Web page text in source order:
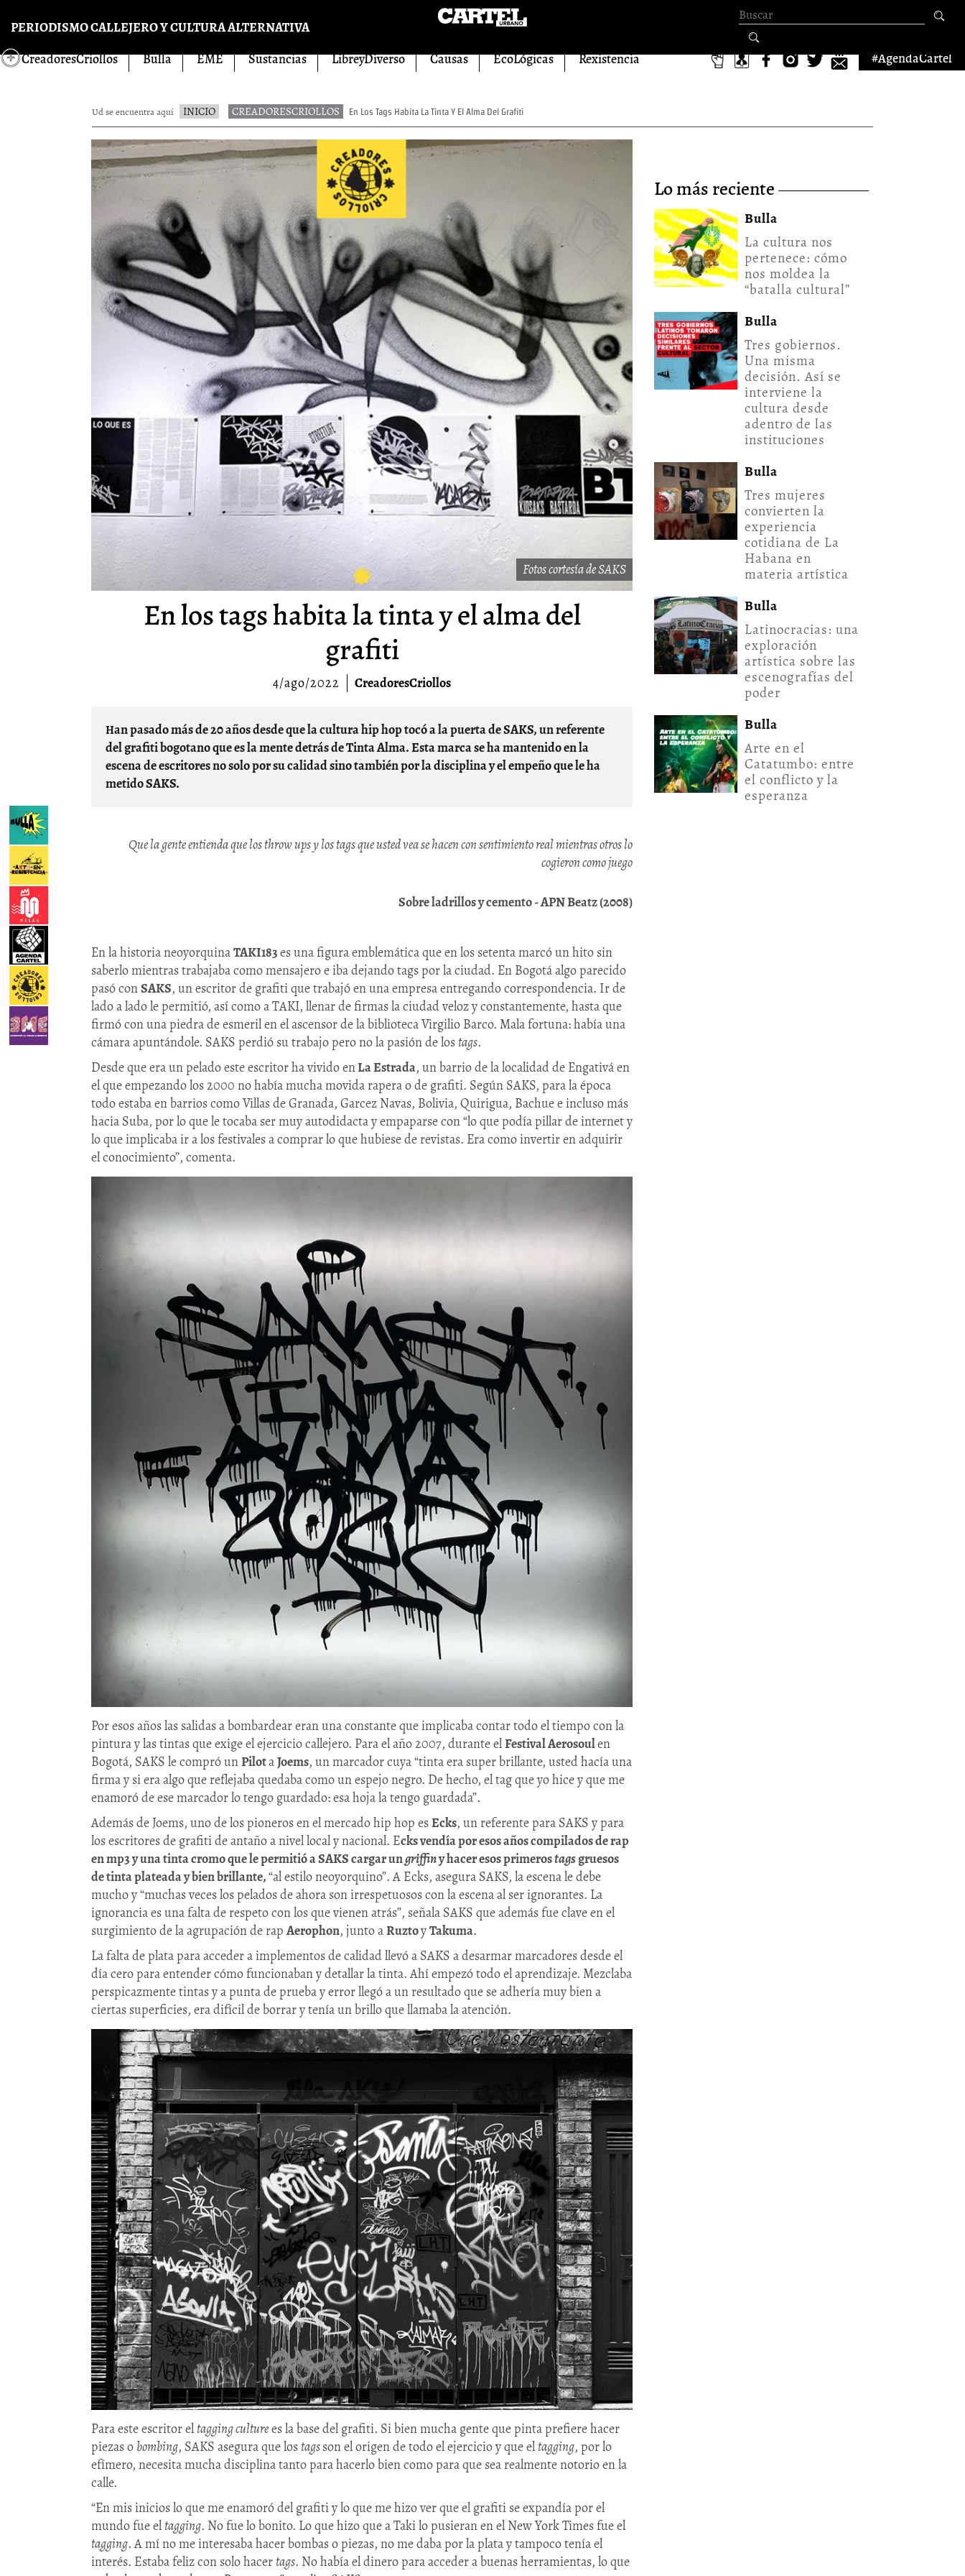
PERIODISMO CALLEJERO Y CULTURA ALTERNATIVA
Formulario de
búsqueda
CreadoresCriollos Bulla EME Sustancias LibreyDiverso Causas EcoLógicas Rexistencia #AgendaCartel
Ud se encuentra aquí INICIO CREADORESCRIOLLOS En Los Tags Habita La Tinta Y El Alma Del Grafiti
Fotos cortesía de SAKS
En los tags habita la tinta y el alma del
grafiti
4/ago/2022 CreadoresCriollos
Han pasado más de 20 años desde que la cultura hip hop tocó a la puerta de SAKS, un referente
del grafiti bogotano que es la mente detrás de Tinta Alma. Esta marca se ha mantenido en la
escena de escritores no solo por su calidad sino también por la disciplina y el empeño que le ha
metido SAKS.
Que la gente entienda que los throw ups y los tags que usted vea se hacen con sentimiento real mientras otros lo
cogieron como juego
Sobre ladrillos y cemento - APN Beatz (2008)
En la historia neoyorquinaTAKI183es una figura emblemática que en los setenta marcó un hito sin
saberlo mientras trabajaba como mensajero e iba dejando tags por la ciudad. En Bogotá algo parecido
pasó conSAKS, un escritor de grafiti que trabajó en una empresa entregando correspondencia. Ir de
lado a lado le permitió, así como a TAKI, llenar de firmas la ciudad veloz y constantemente, hasta que
firmó con una piedra de esmeril en el ascensor de la biblioteca Virgilio Barco. Mala fortuna: había una
cámara apuntándole. SAKS perdió su trabajo pero no la pasión de lostags.
Desde que era un pelado este escritor ha vivido enLa Estrada, un barrio de la localidad de Engativá en
el que empezando los 2000 no había mucha movida rapera o de grafiti. Según SAKS, para la época
todo estaba en barrios como Villas de Granada, Garcez Navas, Bolivia, Quirigua, Bachue e incluso más
hacia Suba, por lo que le tocaba ser muy autodidacta y empaparse con “lo que podía pillar de internet y
lo que implicaba ir a los festivales a comprar lo que hubiese de revistas. Era como invertir en adquirir
el conocimiento”, comenta.
Por esos años las salidas a bombardear eran una constante que implicaba contar todo el tiempo con la
pintura y las tintas que exige el ejercicio callejero. Para el año 2007, durante elFestival Aerosoulen
Bogotá, SAKS le compró unPilotaJoems, un marcador cuya “tinta era super brillante, usted hacía una
firma y si era algo que reflejaba quedaba como un espejo negro. De hecho, el tag que yo hice y que me
enamoró de ese marcador lo tengo guardado: esa hoja la tengo guardada”.
Además de Joems, uno de los pioneros en el mercado hip hop esEcks, un referente para SAKS y para
los escritores de grafiti de antaño a nivel local y nacional. Ecks vendía por esos años compilados de rap
en mp3 y una tinta cromo que le permitió a SAKS cargar ungriffiny hacer esos primerostagsgruesos
de tinta plateada y bien brillante,“al estilo neoyorquino”. A Ecks, asegura SAKS, la escena le debe
mucho y “muchas veces los pelados de ahora son irrespetuosos con la escena al ser ignorantes. La
ignorancia es una falta de respeto con los que vienen atrás”, señala SAKS que además fue clave en el
surgimiento de la agrupación de rap Aerophon, junto aRuztoyTakuma.
La falta de plata para acceder a implementos de calidad llevó a SAKS a desarmar marcadores desde el
día cero para entender cómo funcionaban y detallar la tinta. Ahí empezó todo el aprendizaje. Mezclaba
perspicazmente tintas y a punta de prueba y error llegó a un resultado que se adhería muy bien a
ciertas superficies, era difícil de borrar y tenía un brillo que llamaba la atención.
Para este escritor eltagging culturees la base del grafiti. Si bien mucha gente que pinta prefiere hacer
piezas o bombing, SAKS asegura que lostagsson el origen de todo el ejercicio y que eltagging, por lo
efímero, necesita mucha disciplina tanto para hacerlo bien como para que sea realmente notorio en la
calle.
“En mis inicios lo que me enamoró del grafiti y lo que me hizo ver que el grafiti se expandía por el
mundo fue eltagging. No fue lo bonito. Lo que hizo que a Taki lo pusieran en el New York Times fue el
tagging. A mí no me interesaba hacer bombas o piezas, no me daba por la plata y tampoco tenía el
interés. Estaba feliz con solo hacertags. No había el dinero para acceder a buenas herramientas, lo que
lo más reciente
Bulla
La cultura nos
pertenece: cómo
nos moldea la
“batalla cultural”
Bulla
Tres gobiernos.
Una misma
decisión. Así se
interviene la
cultura desde
adentro de las
instituciones
Bulla
Tres mujeres
convierten la
experiencia
cotidiana de La
Habana en
materia artística
Bulla
Latinocracias: una
exploración
artística sobre las
escenografías del
poder
Bulla
Arte en el
Catatumbo: entre
el conflicto y la
esperanza